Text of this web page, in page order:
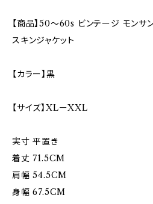
【商品】50〜60s ビンテージ モンサ
スキンジャケット
【カラー】黒
【サイズ】XLーXXL
実寸 平置き
着丈 71.5CM
肩幅 54.5CM
身幅 67.5CM